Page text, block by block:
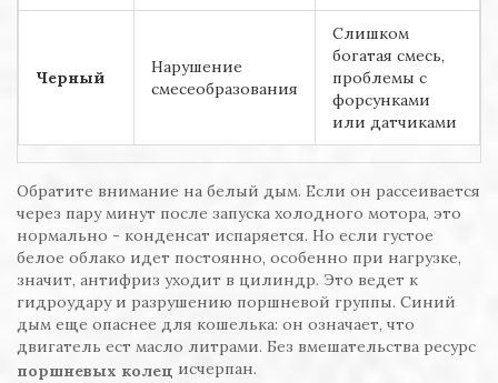
Черный
Нарушение
смесеобразования
Слишком
богатая смесь,
проблемы с
форсунками
или датчиками
Обратите внимание на белый дым. Если он рассеивается
через пару минут после запуска холодного мотора, это
нормально - конденсат испаряется. Но если густое
белое облако идет постоянно, особенно при нагрузке,
значит, антифриз уходит в цилиндр. Это ведет к
гидроудару и разрушению поршневой группы. Синий
дым еще опаснее для кошелька: он означает, что
двигатель ест масло литрами. Без вмешательства ресурс
поршневых колец исчерпан.